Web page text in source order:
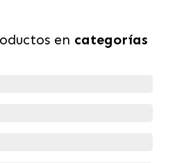
en categorías